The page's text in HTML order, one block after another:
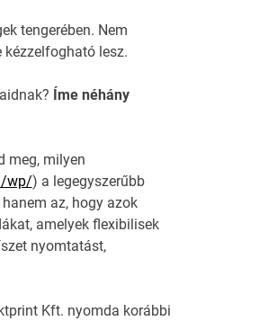
tengerében. Nem
kézzelfogható lesz.
Íme néhány
meg, milyen
wp/) a legegyszerűbb
az, hogy azok
amelyek flexibilisek
nyomtatást,
Kft. nyomda korábbi